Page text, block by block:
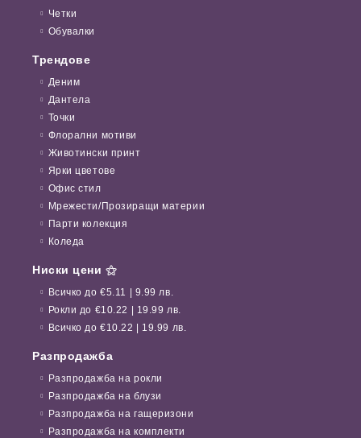
Четки
Обувалки
Трендове
Деним
Дантела
Точки
Флорални мотиви
Животински принт
Ярки цветове
Офис стил
Мрежести/Прозиращи материи
Парти колекция
Коледа
Ниски цени ⚝
Всичко до €5.11 | 9.99 лв.
Рокли до €10.22 | 19.99 лв.
Всичко до €10.22 | 19.99 лв.
Разпродажба
Разпродажба на рокли
Разпродажба на блузи
Разпродажба на гащеризони
Разпродажба на комплекти